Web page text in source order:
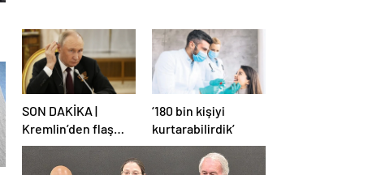
SON DAKİKA |
Kremlin’den flaş
Türkiye açıklaması!
‘180 bin kişiyi
kurtarabilirdik’